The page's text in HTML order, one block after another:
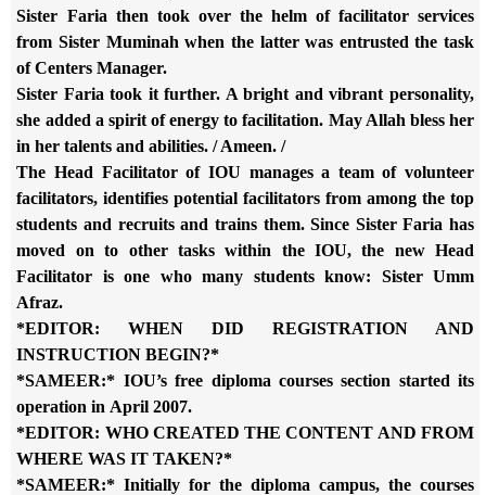
Sister Faria then took over the helm of facilitator services
from Sister Muminah when the latter was entrusted the task
of Centers Manager.
Sister Faria took it further. A bright and vibrant personality,
she added a spirit of energy to facilitation. May Allah bless her
in her talents and abilities. / Ameen. /
The Head Facilitator of IOU manages a team of volunteer
facilitators, identifies potential facilitators from among the top
students and recruits and trains them. Since Sister Faria has
moved on to other taskswithin the IOU, the new Head
Facilitator is one who many students know:
Sister Umm
Afraz.
*EDITOR: WHEN DID REGISTRATION AND
INSTRUCTION BEGIN?*
*SAMEER:* IOU’s free diploma courses section started its
operation in April 2007.
*EDITOR: WHO CREATED THE CONTENT AND FROM
WHERE WAS IT TAKEN?*
*SAMEER:* Initially for the diploma campus, the courses